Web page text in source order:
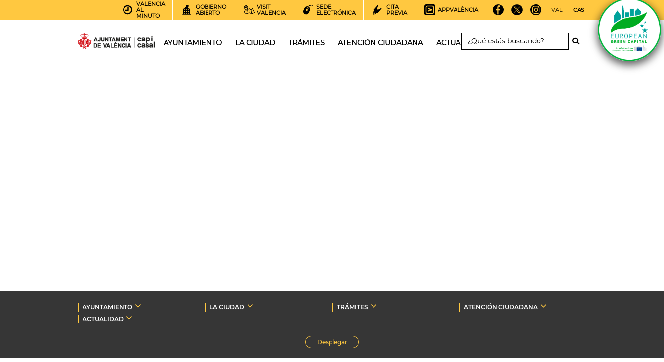
VALENCIA
AL
MINUTO
GOBIERNO
ABIERTO
VISIT
VALENCIA
SEDE
ELECTRÓNICA
CITA
PREVIA
APPVALÈNCIA VAL CAS
AYUNTAMIENTO LA CIUDAD TRÁMITES ATENCIÓN CIUDADANA ACTUALIDAD
AYUNTAMIENTO LA CIUDAD TRÁMITES
ATENCIÓN CIUDADANA
ACTUALIDAD
Desplegar